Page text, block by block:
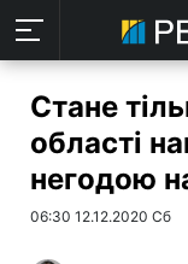
Стане
області
негодою
06:30 12.12.2020 Сб